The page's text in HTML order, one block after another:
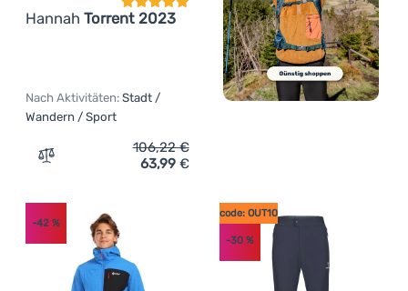
Hannah Torrent 2023
Nach Aktivitäten: Stadt /
Wandern / Sport
Zum Vergleich 'Herren-Softshellhose Hannah Torrent
106,22€
63,99 €
-42 %
code: OUT10
-30%